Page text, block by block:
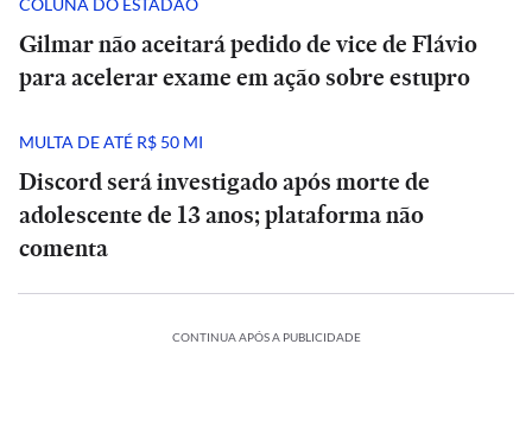
Gilmar não aceitará pedido de vice de Flávio
para acelerar exame em ação sobre estupro
MULTA DE ATÉ R$ 50 MI
Discord será investigado após morte de
adolescente de 13 anos; plataforma não
comenta
CONTINUA APÓS A PUBLICIDADE